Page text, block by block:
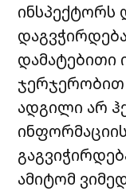
ინსპექტორს
დამატებითი
ადგილი არ
ამიტომ